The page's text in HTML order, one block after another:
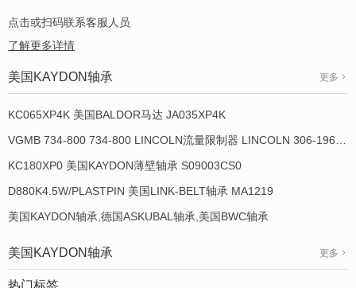
点击或扫码联系客服人员
了解更多详情
美国KAYDON轴承 更多
KC065XP4K 美国BALDOR马达 JA035XP4K
KC180XP0 美国KAYDON薄壁轴承 S09003CS0
D880K4.5W/PLASTPIN 美国LINK-BELT轴承 MA1219
美国KAYDON轴承,德国ASKUBAL轴承,美国BWC轴承
美国KAYDON轴承 更多
热门标签